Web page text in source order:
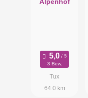
3 Bew.
Tux
64.0 km